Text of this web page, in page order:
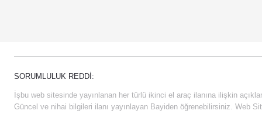
SORUMLULUK REDDI:
İşbu web sitesinde yayınlanan her türlü ikinci el araç ilanına ilişkin
Güncel ve nihai bilgileri ilanı yayınlayan Bayiden öğrenebilirsiniz. Web